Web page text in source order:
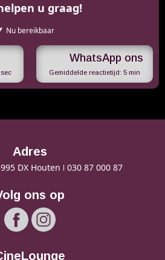
u graag!
Nu bereikbaar
sec
WhatsApp ons
Gemiddelde reactietijd: 5 min
Adres
DX Houten 030 87 000 87
ons op